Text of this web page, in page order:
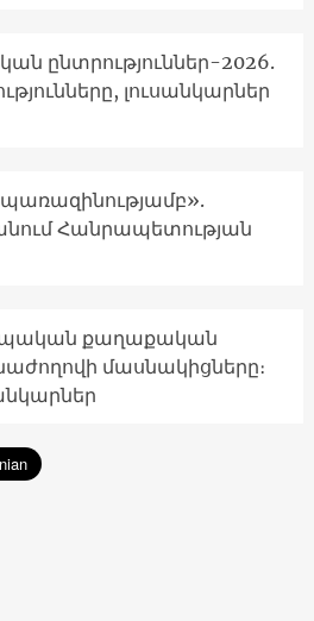
ընտրություններ-2026.
լուսանկարներ
Հանրապետության
քաղաքական
մասնակիցները։